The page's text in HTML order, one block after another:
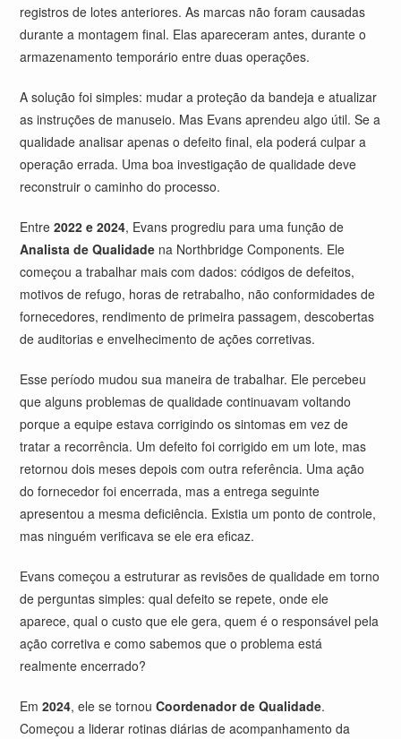
registros de lotes anteriores. As marcas não foram causadas
durante a montagem final. Elas apareceram antes, durante o
armazenamento temporário entre duas operações.
A solução foi simples: mudar a proteção da bandeja e atualizar
as instruções de manuseio. Mas Evans aprendeu algo útil. Se a
qualidade analisar apenas o defeito final, ela poderá culpar a
operação errada. Uma boa investigação de qualidade deve
reconstruir o caminho do processo.
Entre2022 e 2024, Evans progrediu para uma função de
Analista de Qualidade na Northbridge Components. Ele
começou a trabalhar mais com dados: códigos de defeitos,
motivos de refugo, horas de retrabalho, não conformidades de
fornecedores, rendimento de primeira passagem, descobertas
de auditorias e envelhecimento de ações corretivas.
Esse período mudou sua maneira de trabalhar. Ele percebeu
que alguns problemas de qualidade continuavam voltando
porque a equipe estava corrigindo os sintomas em vez de
tratar a recorrência. Um defeito foi corrigido em um lote, mas
retornou dois meses depois com outra referência. Uma ação
do fornecedor foi encerrada, mas a entrega seguinte
apresentou a mesma deficiência. Existia um ponto de controle,
mas ninguém verificava se ele era eficaz.
Evans começou a estruturar as revisões de qualidade em torno
de perguntas simples: qual defeito se repete, onde ele
aparece, qual o custo que ele gera, quem é o responsável pela
ação corretiva e como sabemos que o problema está
realmente encerrado?
Em2024, ele se tornouCoordenador de Qualidade.
Começou a liderar rotinas diárias de acompanhamento da